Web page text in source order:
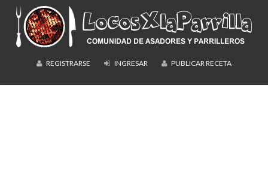
REGISTRARSE INGRESAR PUBLICAR RECETA